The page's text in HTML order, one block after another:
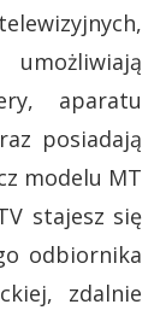
aparatu
posiadają
modelu MT
stajesz się
odbiornika
zdalnie